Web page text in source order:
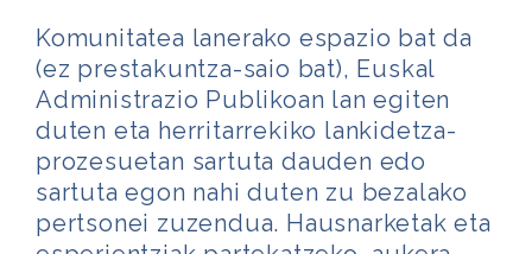
Komunitatea lanerako espazio bat da
(ez prestakuntza-saio bat), Euskal
Administrazio Publikoan lan egiten
duten eta herritarrekiko lankidetza-
prozesuetan sartuta dauden edo
sartuta egon nahi duten zu bezalako
pertsonei zuzendua. Hausnarketak eta